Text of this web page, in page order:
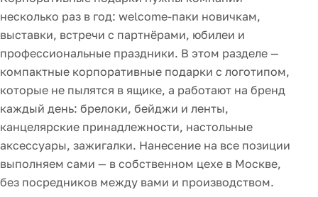
несколько раз в год: welcome-паки новичкам,
выставки, встречи с партнёрами, юбилеи и
профессиональные праздники. В этом разделе —
компактные корпоративные подарки с логотипом,
которые не пылятся в ящике, а работают на бренд
каждый день: брелоки, бейджи и ленты,
канцелярские принадлежности, настольные
аксессуары, зажигалки. Нанесение на все позиции
выполняем сами — в собственном цехе в Москве,
без посредников между вами и производством.